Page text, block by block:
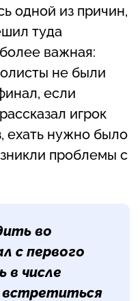
одной из причин,
туда
важная:
не были
если
игрок
, ехать нужно было
проблемы с
во
с первого
числе
встретиться